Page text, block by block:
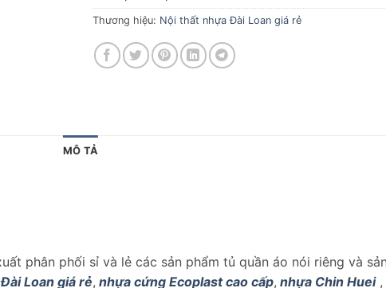
Thương hiệu: Nội thất nhựa Đài Loan giá rẻ
MÔ TẢ
phân phối sỉ và lẻ các sản phẩm tủ quần áo nói riêng và
Loan giá rẻ, nhựa cứng Ecoplast cao cấp, nhựa Chin Huei,